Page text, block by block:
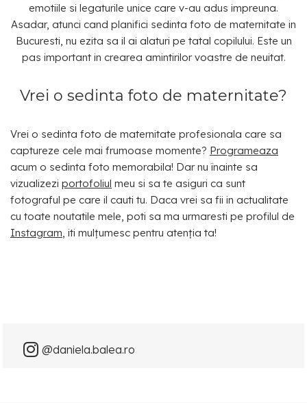
emotiile si legaturile unice care v-au adus impreuna.
Asadar, atunci cand planifici sedinta foto de maternitate in
Bucuresti, nu ezita sa il ai alaturi pe tatal copilului. Este un
pas important in crearea amintirilor voastre de neuitat.
Vrei o sedinta foto de maternitate?
Vrei o sedinta foto de maternitate profesionala care sa
captureze cele mai frumoase momente? Programeaza
acum o sedinta foto memorabila! Dar nu înainte sa
vizualizezi portofoliul meu si sa te asiguri ca sunt
fotograful pe care il cauti tu. Daca vrei sa fii in actualitate
cu toate noutatile mele, poti sa ma urmaresti pe profilul de
Instagram, iti mulțumesc pentru atenția ta!
@daniela.balea.ro